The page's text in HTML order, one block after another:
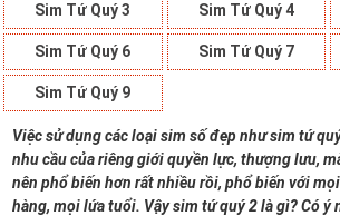
Sim Tứ Quý 3 Sim Tứ Quý 4
Sim Tứ Quý 6 Sim Tứ Quý 7
Sim Tứ Quý 9
Việc sử dụng các loại sim số đẹp như sim tứ
nhu cầu của riêng giới quyền lực, thượng lưu,
nên phổ biến hơn rất nhiều rồi, phổ biến với
hàng, mọi lứa tuổi. Vậy sim tứ quý 2 là gì? Có ý